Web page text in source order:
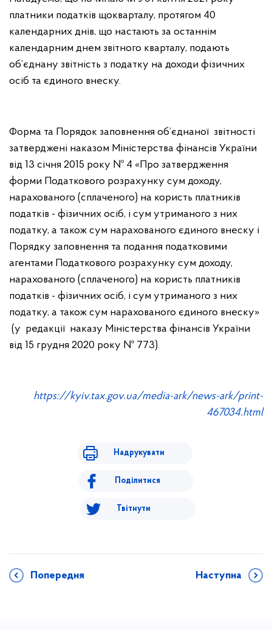
платники податків щокварталу, протягом 40
календарних днів, що настають за останнім
календарним днем звітного кварталу, подають
об’єднану звітність з податку на доходи фізичних
осіб та єдиного внеску.
Форма та Порядок заповнення об’єднаної звітності
затверджені наказом Міністерства фінансів України
від 13 січня 2015 року № 4 «Про затвердження
форми Податкового розрахунку сум доходу,
нарахованого (сплаченого) на користь платників
податків - фізичних осіб, і сум утриманого з них
податку, а також сум нарахованого єдиного внеску і
Порядку заповнення та подання податковими
агентами Податкового розрахунку сум доходу,
нарахованого (сплаченого) на користь платників
податків - фізичних осіб, і сум утриманого з них
податку, а також сум нарахованого єдиного внеску»
(у редакції наказу Міністерства фінансів України
від 15 грудня 2020 року № 773).
https://kyiv.tax.gov.ua/media-ark/news-ark/print-
467034.html
Надрукувати
Поділитися
Твітнути
Попередня Наступна